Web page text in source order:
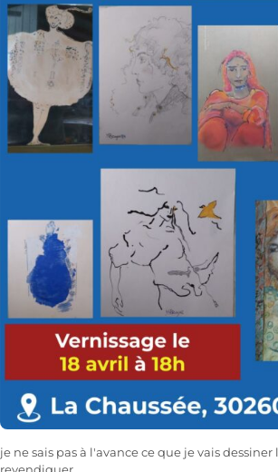
je ne sais pas à l'avance ce que je vais